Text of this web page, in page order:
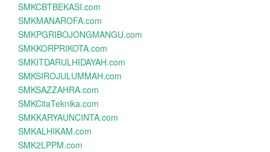
SMKCBTBEKASI.com
SMKMANAROFA.com
SMKPGRIBOJONGMANGU.com
SMKKORPRIKOTA.com
SMKITDARULHIDAYAH.com
SMKSIROJULUMMAH.com
SMKSAZZAHRA.com
SMKCitaTeknika.com
SMKKARYAUNCINTA.com
SMKALHIKAM.com
SMK2LPPM.com